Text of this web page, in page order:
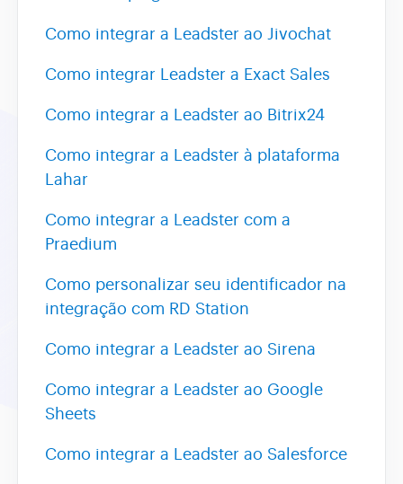
Como integrar a Leadster ao Jivochat
Como integrar Leadster a Exact Sales
Como integrar a Leadster ao Bitrix24
Como integrar a Leadster à plataforma
Lahar
Como integrar a Leadster com a
Praedium
Como personalizar seu identificador na
integração com RD Station
Como integrar a Leadster ao Sirena
Como integrar a Leadster ao Google
Sheets
Como integrar a Leadster ao Salesforce